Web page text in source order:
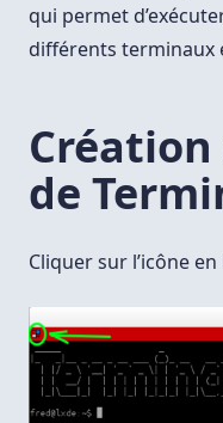
qui permet
différents terminaux
Création
de
Cliquer sur l’icône